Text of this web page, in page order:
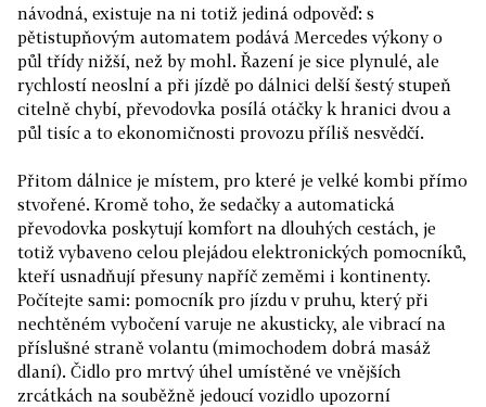
návodná, existuje na ni totiž jediná odpověď: s
pětistupňovým automatem podává Mercedes výkony o
půl třídy nižší, než by mohl. Řazení je sice plynulé, ale
rychlostí neoslní a při jízdě po dálnici delší šestý stupeň
citelně chybí, převodovka posílá otáčky k hranici dvou a
půl tisíc a to ekonomičnosti provozu příliš nesvědčí.
Přitom dálnice je místem, pro které je velké kombi přímo
stvořené. Kromě toho, že sedačky a automatická
převodovka poskytují komfort na dlouhých cestách, je
totiž vybaveno celou plejádou elektronických pomocníků,
kteří usnadňují přesuny napříč zeměmi i kontinenty.
Počítejte sami: pomocník pro jízdu v pruhu, který při
nechtěném vybočení varuje ne akusticky, ale vibrací na
příslušné straně volantu (mimochodem dobrá masáž
dlaní). Čidlo pro mrtvý úhel umístěné ve vnějších
zrcátkách na souběžně jedoucí vozidlo upozorní